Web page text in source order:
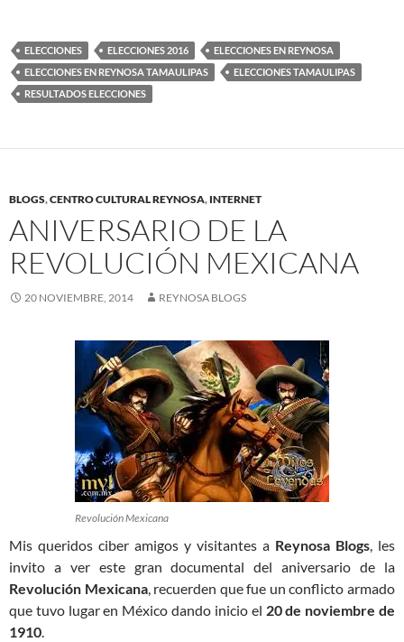
ELECCIONES ELECCIONES 2016
ELECCIONES EN REYNOSA
ELECCIONES EN REYNOSA TAMAULIPAS
ELECCIONES TAMAULIPAS
RESULTADOS ELECCIONES
BLOGS,CENTRO CULTURAL REYNOSA, INTERNET
ANIVERSARIO DE LA
REVOLUCIÓN MEXICANA
20 NOVIEMBRE, 2014 REYNOSA BLOGS
Revolución Mexicana
Mis queridos ciber amigos y visitantes a Reynosa Blogs, les
invito a ver este gran documental del aniversario de la
Revolución Mexicana, recuerden que fue un conflicto armado
que tuvo lugar en México dando inicio el 20 de noviembre de
1910.